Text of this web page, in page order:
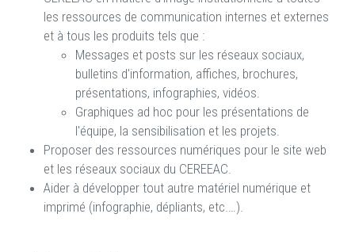
les ressources de communication internes et externes
et à tous les produits tels que :
Messages et posts sur les réseaux sociaux,
bulletins d'information, affiches, brochures,
présentations, infographies, vidéos.
Graphiques ad hoc pour les présentations de
l'équipe, la sensibilisation et les projets.
Proposer des ressources numériques pour le site web
et les réseaux sociaux du CEREEAC.
Aider à développer tout autre matériel numérique et
imprimé (infographie, dépliants, etc.…).